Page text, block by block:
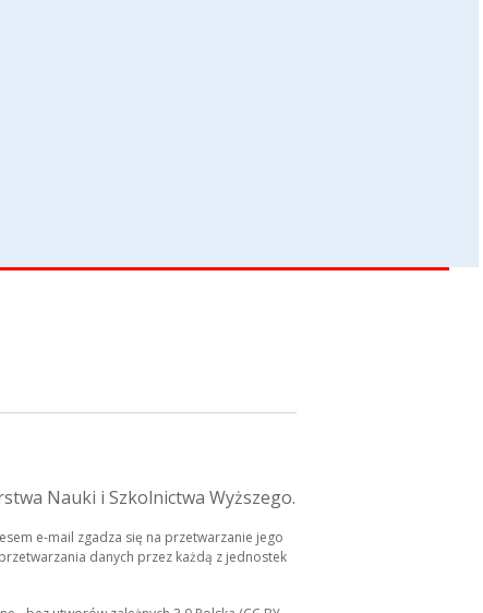
Nauki i Szkolnictwa Wyższego.
e-mail zgadza się na przetwarzanie jego
danych przez każdą z jednostek